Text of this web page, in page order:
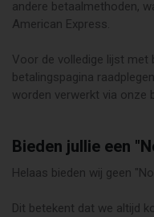
andere betaalmethoden,
American Express.
Voor de volledige lijst met
betalingspagina
worden verwerkt via onze
Bieden jullie een
Helaas bieden wij geen
Dit betekent dat we altijd